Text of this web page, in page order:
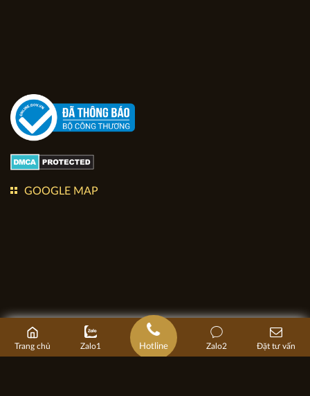
GOOGLE MAP
Trang chủ Zalo1 Hotline Zalo2 Đặt tư vấn